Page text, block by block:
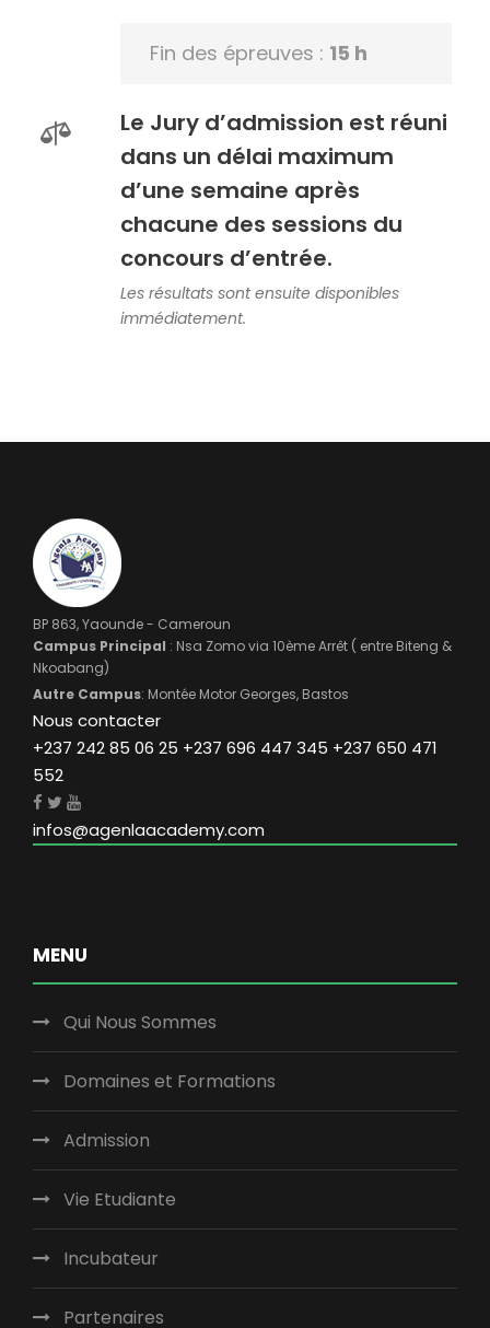
Fin des épreuves : 15 h
Le Jury d’admission est réuni
dans un délai maximum
d’une semaine après
chacune des sessions du
concours d’entrée.
Les résultats sont ensuite disponibles
immédiatement.
BP 863, Yaounde - Cameroun
Campus Principal : Nsa Zomo via 10ème Arrêt ( entre Biteng &
Nkoabang)
Autre Campus: Montée Motor Georges, Bastos
Nous contacter
+237 242 85 06 25 +237 696 447 345 +237 650 471
552
infos@agenlaacademy.com
MENU
Qui Nous Sommes
Domaines et Formations
Admission
Vie Etudiante
Incubateur
Partenaires